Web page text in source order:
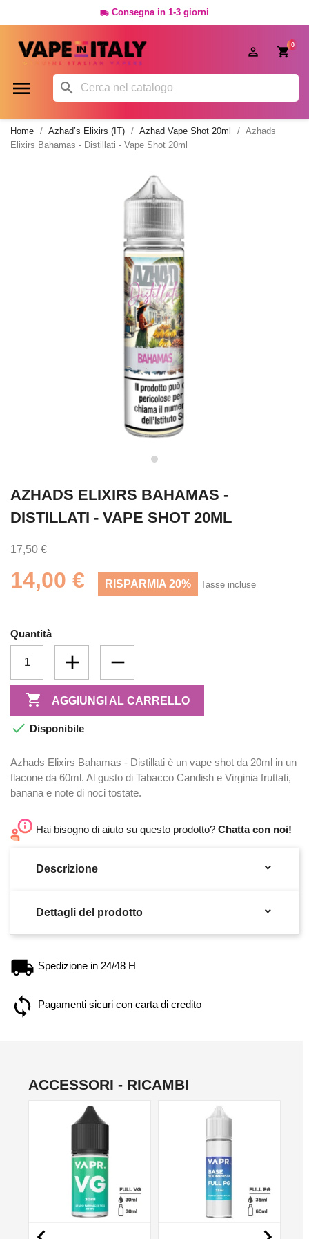
 Consegna in 1-3 giorni
0

 
Home Azhad’s Elixirs (IT) Azhad Vape Shot 20ml
Azhads
Elixirs Bahamas - Distillati - Vape Shot 20ml
AZHADS ELIXIRS BAHAMAS -
DISTILLATI - VAPE SHOT 20ML
17,50 €
14,00 € RISPARMIA 20% Tasse incluse
Quantità
 AGGIUNGI AL CARRELLO
 Disponibile
Azhads Elixirs Bahamas - Distillati è un vape shot da 20ml in un
flacone da 60ml. Al gusto di Tabacco Candish e Virginia fruttati,
banana e note di noci tostate.
Hai bisogno di aiuto su questo prodotto? Chatta con noi!
Descrizione 
Dettagli del prodotto 
Spedizione in 24/48 H
Pagamenti sicuri con carta di credito
ACCESSORI - RICAMBI